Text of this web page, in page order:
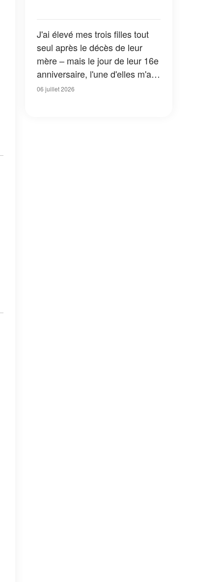
J'ai élevé mes trois filles tout
seul après le décès de leur
mère – mais le jour de leur 16e
anniversaire, l'une d'elles m'a
dit : « Papa, maman n'est pas
06 juillet 2026